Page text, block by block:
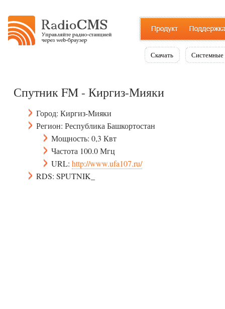
Скачать Системные
Спутник FM - Киргиз-Мияки
Город: Киргиз-Мияки
Регион: Республика Башкортостан
Мощность: 0,3 Квт
Частота 100.0 Мгц
URL: http://www.ufa107.ru/
RDS: SPUTNIK_